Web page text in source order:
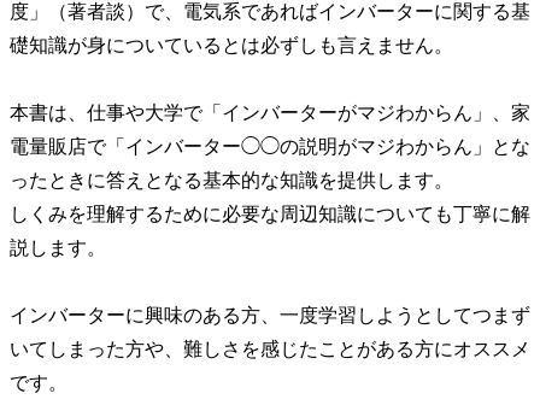
度」（著者談）で、電気系であればインバーターに関する基
礎知識が身についているとは必ずしも言えません。
本書は、仕事や大学で「インバーターがマジわからん」、家
電量販店で「インバーター◯◯の説明がマジわからん」とな
ったときに答えとなる基本的な知識を提供します。
しくみを理解するために必要な周辺知識についても丁寧に解
説します。
インバーターに興味のある方、一度学習しようとしてつまず
いてしまった方や、難しさを感じたことがある方にオススメ
です。